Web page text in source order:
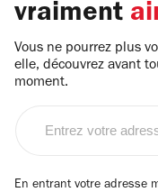
vraiment
Vous ne pourrez plus
elle, découvrez avant
moment.
email
En entrant votre adresse